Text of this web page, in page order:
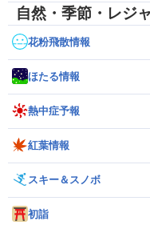
自然・季節・レジ
花粉飛散情報
ほたる情報
熱中症予報
紅葉情報
スキー＆スノボ
初詣